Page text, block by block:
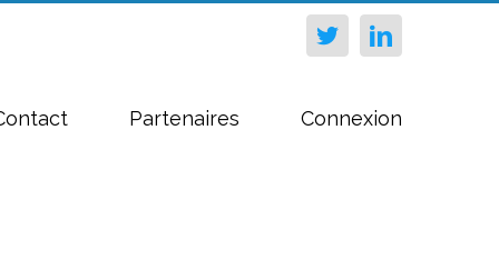
TwitterLinkedin
Partenaires Connexion